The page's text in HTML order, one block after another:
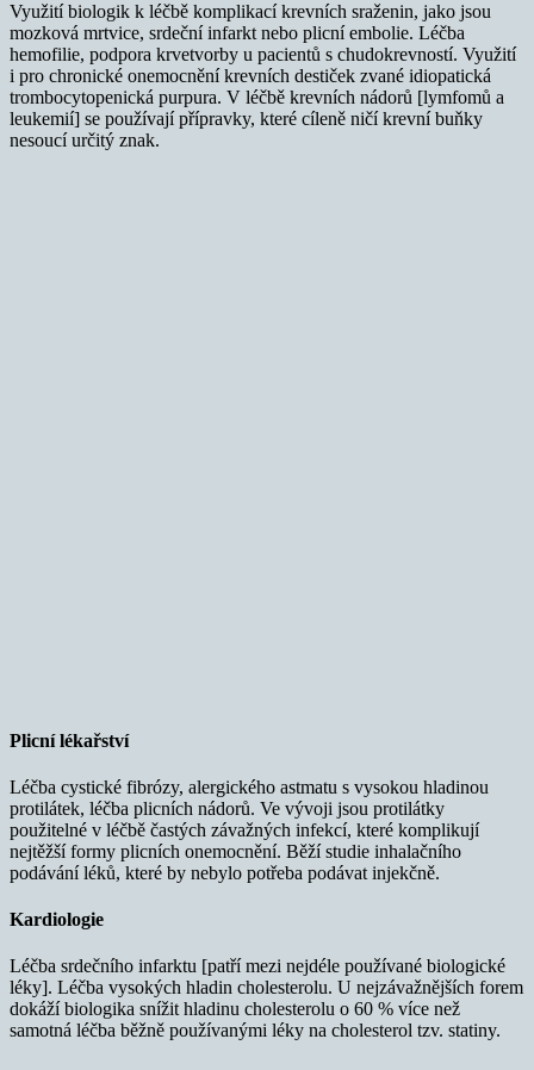
Využití biologik k léčbě komplikací krevních sraženin, jako jsou
mozková mrtvice, srdeční infarkt nebo plicní embolie. Léčba
hemofilie, podpora krvetvorby u pacientů s chudokrevností. Využití
i pro chronické onemocnění krevních destiček zvané idiopatická
trombocytopenická purpura. V léčbě krevních nádorů [lymfomů a
leukemií] se používají přípravky, které cíleně ničí krevní buňky
nesoucí určitý znak.
Plicní lékařství
Léčba cystické fibrózy, alergického astmatu s vysokou hladinou
protilátek, léčba plicních nádorů. Ve vývoji jsou protilátky
použitelné v léčbě častých závažných infekcí, které komplikují
nejtěžší formy plicních onemocnění. Běží studie inhalačního
podávání léků, které by nebylo potřeba podávat injekčně.
Kardiologie
Léčba srdečního infarktu [patří mezi nejdéle používané biologické
léky]. Léčba vysokých hladin cholesterolu. U nejzávažnějších forem
dokáží biologika snížit hladinu cholesterolu o 60 % více než
samotná léčba běžně používanými léky na cholesterol tzv. statiny.